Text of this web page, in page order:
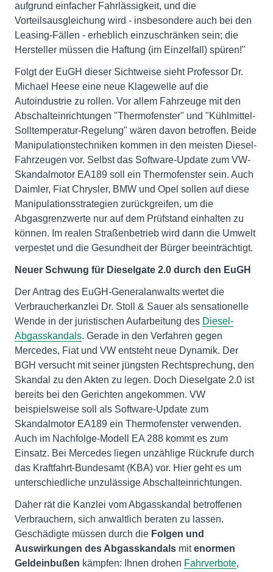
aufgrund einfacher Fahrlässigkeit, und die
Vorteilsausgleichung wird - insbesondere auch bei den
Leasing-Fällen - erheblich einzuschränken sein; die
Hersteller müssen die Haftung (im Einzelfall) spüren!"
Folgt der EuGH dieser Sichtweise sieht Professor Dr.
Michael Heese eine neue Klagewelle auf die
Autoindustrie zu rollen. Vor allem Fahrzeuge mit den
Abschalteinrichtungen "Thermofenster" und "Kühlmittel-
Solltemperatur-Regelung" wären davon betroffen. Beide
Manipulationstechniken kommen in den meisten Diesel-
Fahrzeugen vor. Selbst das Software-Update zum VW-
Skandalmotor EA189 soll ein Thermofenster sein. Auch
Daimler, Fiat Chrysler, BMW und Opel sollen auf diese
Manipulationsstrategien zurückgreifen, um die
Abgasgrenzwerte nur auf dem Prüfstand einhalten zu
können. Im realen Straßenbetrieb wird dann die Umwelt
verpestet und die Gesundheit der Bürger beeinträchtigt.
Neuer Schwung für Dieselgate 2.0 durch den EuGH
Der Antrag des EuGH-Generalanwalts wertet die
Verbraucherkanzlei Dr. Stoll & Sauer als sensationelle
Wende in der juristischen Aufarbeitung des Diesel-
Abgasskandals. Gerade in den Verfahren gegen
Mercedes, Fiat und VW entsteht neue Dynamik. Der
BGH versucht mit seiner jüngsten Rechtsprechung, den
Skandal zu den Akten zu legen. Doch Dieselgate 2.0 ist
bereits bei den Gerichten angekommen. VW
beispielsweise soll als Software-Update zum
Skandalmotor EA189 ein Thermofenster verwenden.
Auch im Nachfolge-Modell EA 288 kommt es zum
Einsatz. Bei Mercedes liegen unzählige Rückrufe durch
das Kraftfahrt-Bundesamt (KBA) vor. Hier geht es um
unterschiedliche unzulässige Abschalteinrichtungen.
Daher rät die Kanzlei vom Abgasskandal betroffenen
Verbrauchern, sich anwaltlich beraten zu lassen.
Geschädigte müssen durch die Folgen und
Auswirkungen des Abgasskandals mitenormen
Geldeinbußen kämpfen: Ihnen drohen Fahrverbote,